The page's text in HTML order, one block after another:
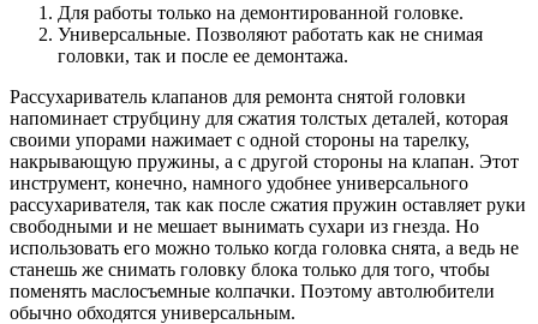
Для работы только на демонтированной головке.
Универсальные. Позволяют работать как не снимая
головки, так и после ее демонтажа.
Рассухариватель клапанов для ремонта снятой головки
напоминает струбцину для сжатия толстых деталей, которая
своими упорами нажимает с одной стороны на тарелку,
накрывающую пружины, а с другой стороны на клапан. Этот
инструмент, конечно, намного удобнее универсального
рассухаривателя, так как после сжатия пружин оставляет руки
свободными и не мешает вынимать сухари из гнезда. Но
использовать его можно только когда головка снята, а ведь не
станешь же снимать головку блока только для того, чтобы
поменять маслосъемные колпачки. Поэтому автолюбители
обычно обходятся универсальным.